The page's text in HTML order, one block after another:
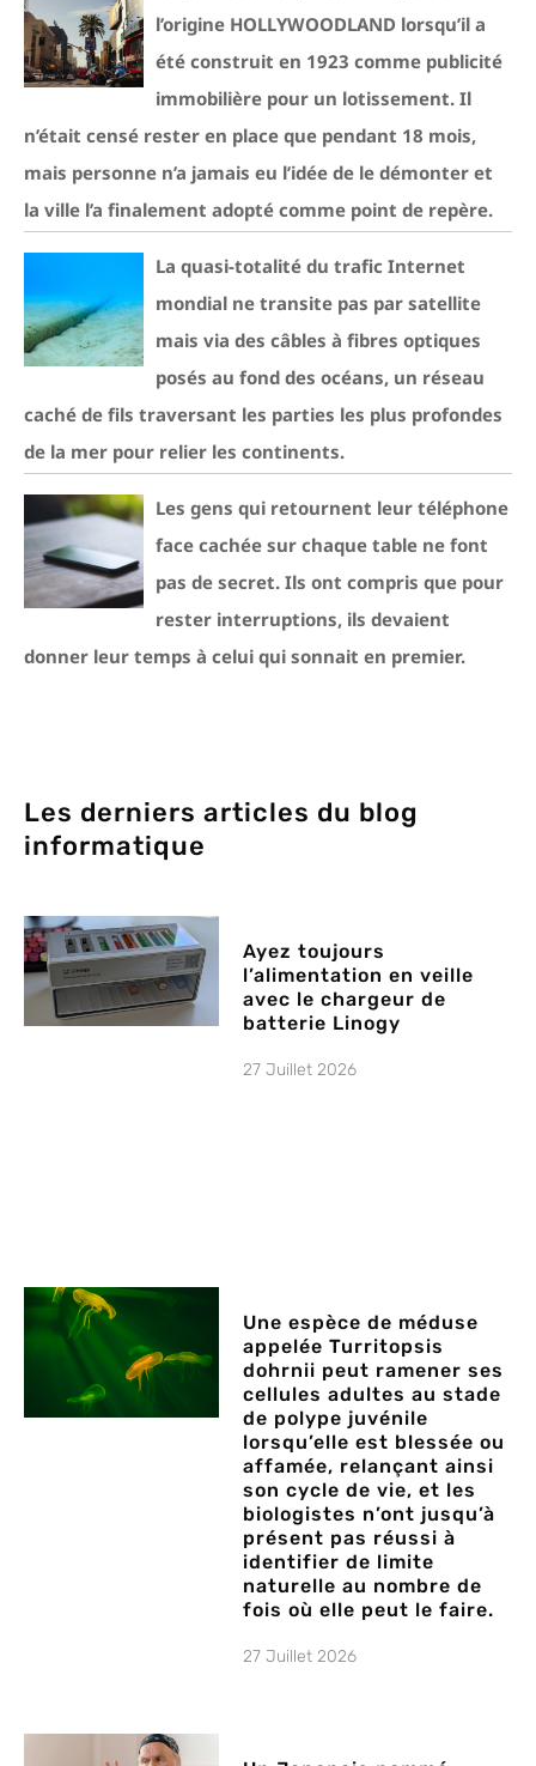
l’origine HOLLYWOODLAND lorsqu’il a
été construit en 1923 comme publicité
immobilière pour un lotissement. Il
n’était censé rester en place que pendant 18 mois,
mais personne n’a jamais eu l’idée de le démonter et
la ville l’a finalement adopté comme point de repère.
La quasi-totalité du trafic Internet
mondial ne transite pas par satellite
mais via des câbles à fibres optiques
posés au fond des océans, un réseau
caché de fils traversant les parties les plus profondes
de la mer pour relier les continents.
Les gens qui retournent leur téléphone
face cachée sur chaque table ne font
pas de secret. Ils ont compris que pour
rester interruptions, ils devaient
donner leur temps à celui qui sonnait en premier.
Les derniers articles du blog
informatique
Ayez toujours
l’alimentation en veille
avec le chargeur de
batterie Linogy
27 Juillet 2026
Une espèce de méduse
appelée Turritopsis
dohrnii peut ramener ses
cellules adultes au stade
de polype juvénile
lorsqu’elle est blessée ou
affamée, relançant ainsi
son cycle de vie, et les
biologistes n’ont jusqu’à
présent pas réussi à
identifier de limite
naturelle au nombre de
fois où elle peut le faire.
27 Juillet 2026